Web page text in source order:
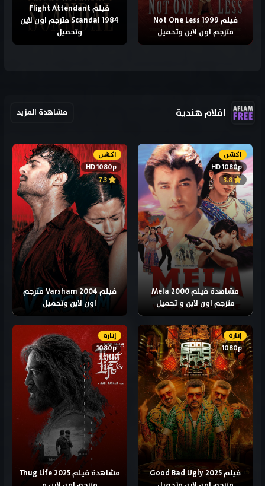
فيلم Not One Less 1999
مترجم اون لاين وتحميل
فيلم Flight Attendant
Scandal 1984 مترجم اون لاين
وتحميل
افلام هندية مشاهدة المزيد
اكشن
HD 1080p
3.8
مشاهدة فيلم Mela 2000
مترجم اون لاين و تحميل
اكشن
HD 1080p
7.3
فيلم Varsham 2004 مترجم
اون لاين وتحميل
إثارة
1080p
فيلم Good Bad Ugly 2025
إثارة
1080p
مشاهدة فيلم Thug Life 2025